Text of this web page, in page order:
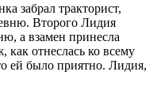
забрал тракторист,
Второго Лидия
а взамен принесла
отнеслась ко всему
ей было приятно. Лидия,